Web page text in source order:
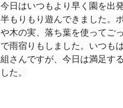
今日はいつもより早く園を出
半もりもり遊んできました。
や木の実、落ち葉を使ってご
で雨宿りもしました。いつも
組さんですが、今日は満足す
した。